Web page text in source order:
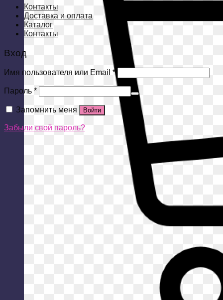
Контакты
Доставка и оплата
Каталог
Контакты
Вход
Имя пользователя или Email *
Пароль *
Запомнить меня Войти
Забыли свой пароль?